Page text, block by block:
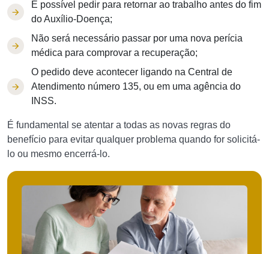
É possível pedir para retornar ao trabalho antes do fim
do Auxílio-Doença;
Não será necessário passar por uma nova perícia
médica para comprovar a recuperação;
O pedido deve acontecer ligando na Central de
Atendimento número 135, ou em uma agência do
INSS.
É fundamental se atentar a todas as novas regras do
benefício para evitar qualquer problema quando for solicitá-
lo ou mesmo encerrá-lo.